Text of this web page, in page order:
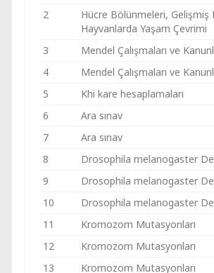
2
Hücre Bölünmeleri, Gelişmiş
Hayvanlarda Yaşam Çevrimi
3
Mendel Çalışmaları ve
4
Mendel Çalışmaları ve
5
Khi kare hesaplamaları
6
Ara sınav
7
Ara sınav
8
Drosophila melanogaster
9
Drosophila melanogaster
10
Drosophila melanogaster
11
Kromozom Mutasyonları
12
Kromozom Mutasyonları
13
Kromozom Mutasyonları